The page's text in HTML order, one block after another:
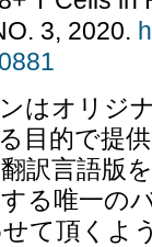
3, 2020.
はオリジ
目的で提
訳言語版
る唯一の
て頂くよ